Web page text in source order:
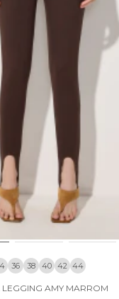
36 38 40 42 44
LEGGING AMY MARROM